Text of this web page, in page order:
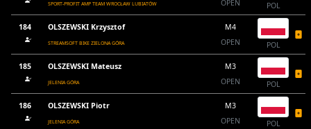
SPORT-PROFIT AMP TEAM WROCŁAW LUBIATÓW
OPEN
POL
184 OLSZEWSKI Krzysztof
STREAMSOFT BIKE ZIELONA GÓRA
M4
OPEN
POL
185 OLSZEWSKI Mateusz
JELENIA GÓRA
M3
OPEN
POL
186 OLSZEWSKI Piotr
JELENIA GÓRA
M3
OPEN
POL